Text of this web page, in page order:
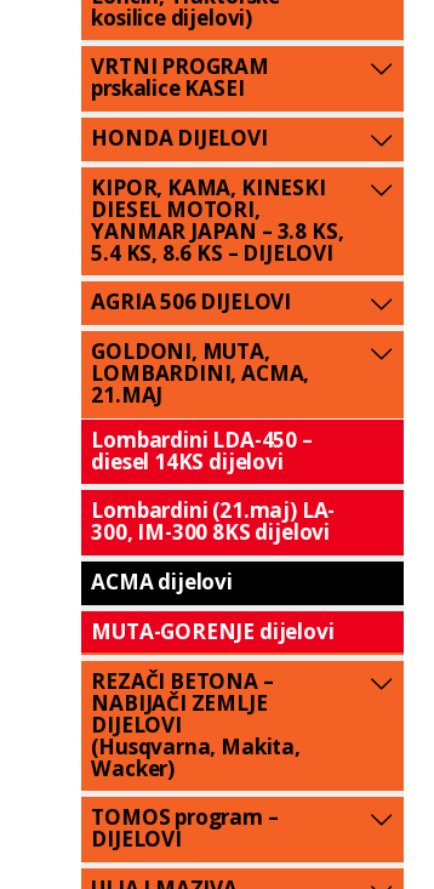
kosilice dijelovi)
VRTNI PROGRAM
prskalice KASEI
HONDA DIJELOVI
KIPOR, KAMA, KINESKI
DIESEL MOTORI,
YANMAR JAPAN – 3.8 KS,
5.4 KS, 8.6 KS – DIJELOVI
AGRIA 506 DIJELOVI
GOLDONI, MUTA,
LOMBARDINI, ACMA,
21.MAJ
Lombardini LDA-450 –
diesel 14KS dijelovi
Lombardini (21.maj) LA-
300, IM-300 8KS dijelovi
ACMA dijelovi
MUTA-GORENJE dijelovi
REZAČI BETONA –
NABIJAČI ZEMLJE
DIJELOVI
(Husqvarna, Makita,
Wacker)
TOMOS program –
DIJELOVI